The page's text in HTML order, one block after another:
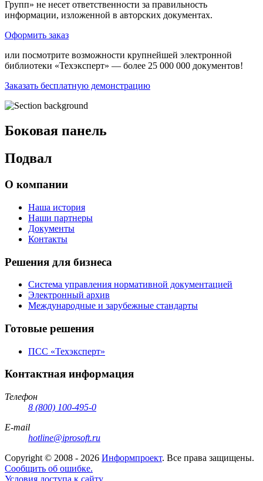
Групп» не несет ответственности за правильность
информации, изложенной в авторских документах.
Оформить заказ
или посмотрите возможности крупнейшей электронной
библиотеки «Техэксперт» — более 25 000 000 документов!
Заказать бесплатную демонстрацию
Боковая панель
Подвал
О компании
Наша история
Наши партнеры
Документы
Контакты
Решения для бизнеса
Система управления нормативной документацией
Электронный архив
Международные и зарубежные стандарты
Готовые решения
ПСС «Техэксперт»
Контактная информация
Телефон
8 (800) 100-495-0
E-mail
hotline@iprosoft.ru
Copyright © 2008 - 2026 Информпроект. Все права защищены.
Сообщить об ошибке.